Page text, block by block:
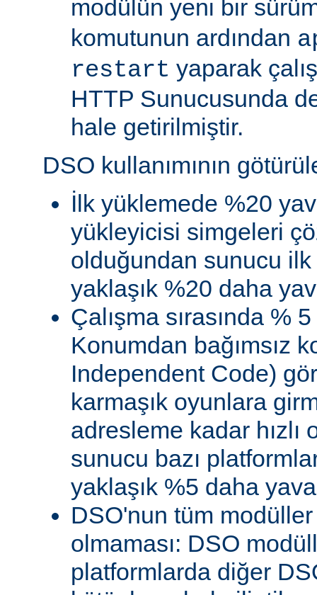
modülün yeni bir
komutunun ardından
restart yaparak
HTTP Sunucusunda
hale getirilmiştir.
DSO kullanımının
İlk yüklemede %20
yükleyicisi simgeleri
olduğundan sunucu ilk
yaklaşık %20 daha
Çalışma sırasında %
Konumdan bağımsız
Independent Code)
karmaşık oyunlara
adresleme kadar hızlı
sunucu bazı
yaklaşık %5 daha
DSO'nun tüm
olmaması: DSO
platformlarda diğer